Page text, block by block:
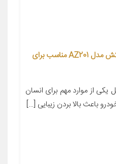
روکش صندلی خودرو آذین روکش مدل AZ201 مناسب برای
از موارد مهم برای انسان
باعث بالا بردن زیبایی […]